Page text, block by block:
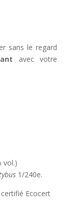
sans le regard
avec votre
vol.)
1/240e.
Ecocert